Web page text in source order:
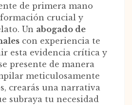
de primera mano
crucial y
Un abogado de
con experiencia te
esta evidencia crítica y
presente de manera
meticulosamente
crearás una narrativa
subraya tu necesidad